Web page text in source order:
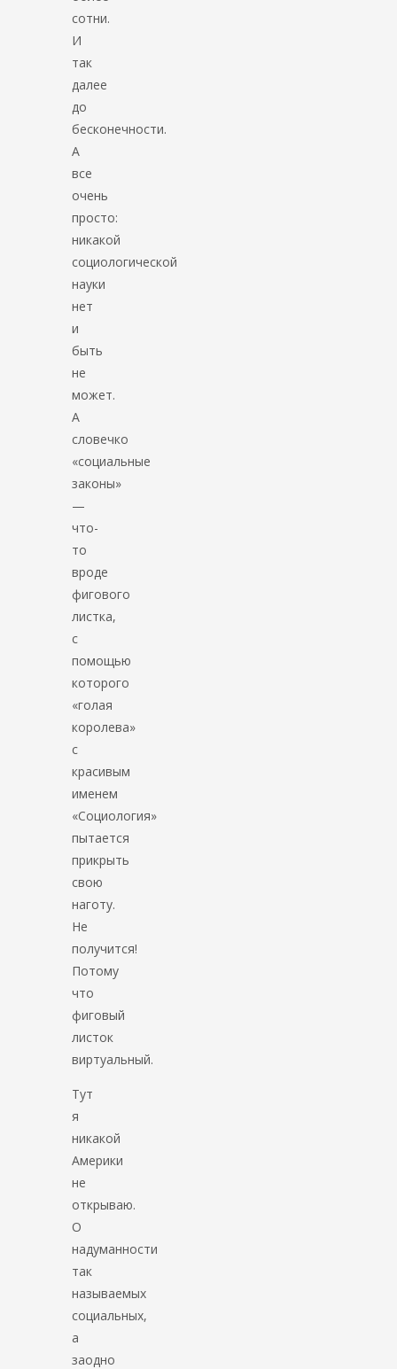
сотни.
И
так
далее
до
бесконечности.
А
все
очень
просто:
никакой
социологической
науки
нет
и
быть
не
может.
А
словечко
«социальные
законы»
—
что-
то
вроде
фигового
листка,
с
помощью
которого
«голая
королева»
с
красивым
именем
«Социология»
пытается
прикрыть
свою
наготу.
Не
получится!
Потому
что
фиговый
листок
виртуальный.
Тут
я
никакой
Америки
не
открываю.
О
надуманности
так
называемых
социальных,
а
заодно